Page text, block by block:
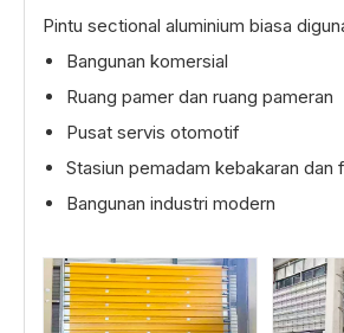
Pintu sectional aluminium biasa
Bangunan komersial
Ruang pamer dan ruang pameran
Pusat servis otomotif
Stasiun pemadam kebakaran dan
Bangunan industri modern